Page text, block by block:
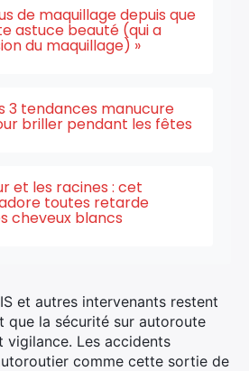
de maquillage depuis que
astuce beauté (qui a
du maquillage) »
3 tendances manucure
briller pendant les fêtes
et les racines : cet
toutes retarde
cheveux blancs
et autres intervenants restent
que la sécurité sur autoroute
vigilance. Les accidents
comme cette sortie de